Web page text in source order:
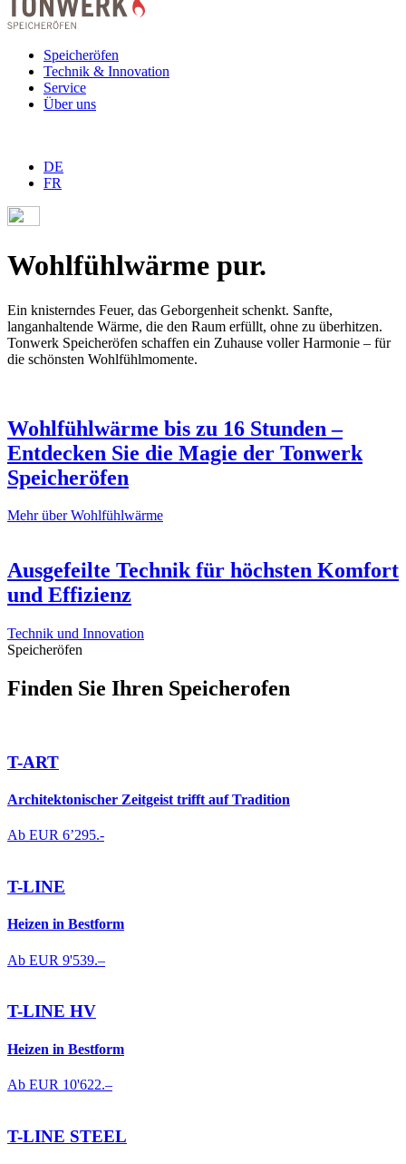
Speicheröfen
Technik & Innovation
Service
Über uns
DE
FR
Wohlfühlwärme pur.
Ein knisterndes Feuer, das Geborgenheit schenkt. Sanfte,
langanhaltende Wärme, die den Raum erfüllt, ohne zu überhitzen.
Tonwerk Speicheröfen schaffen ein Zuhause voller Harmonie – für
die schönsten Wohlfühlmomente.
Wohlfühlwärme bis zu 16 Stunden –
Entdecken Sie die Magie der Tonwerk
Speicher­öfen
Mehr über Wohlfühlwärme
Ausgefeilte Technik für höchsten Komfort
und Effizienz
Technik und Innovation
Speicheröfen
Finden Sie Ihren Speicherofen
T-ART
Architektonischer Zeitgeist trifft auf Tradition
Ab EUR 6’295.-
T-LINE
Heizen in Bestform
Ab EUR 9'539.–
T-LINE HV
Heizen in Bestform
Ab EUR 10'622.–
T-LINE STEEL